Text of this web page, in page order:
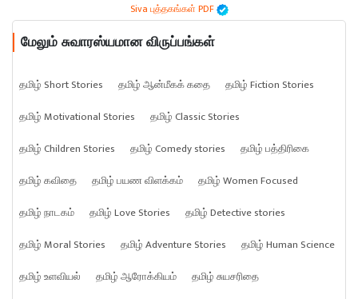
Siva புத்தகங்கள் PDF
மேலும் சுவாரஸ்யமான விருப்பங்கள்
தமிழ் Short Stories தமிழ் ஆன்மீகக் கதை
தமிழ் Fiction Stories
தமிழ் Motivational Stories
தமிழ் Classic Stories
தமிழ் Children Stories
தமிழ் Comedy stories
தமிழ் பத்திரிகை
தமிழ் கவிதை
தமிழ் பயண விளக்கம்
தமிழ் Women Focused
தமிழ் நாடகம்
தமிழ் Love Stories
தமிழ் Detective stories
தமிழ் Moral Stories
தமிழ் Adventure Stories
தமிழ் Human Science
தமிழ் உளவியல்
தமிழ் ஆரோக்கியம்
தமிழ் சுயசரிதை